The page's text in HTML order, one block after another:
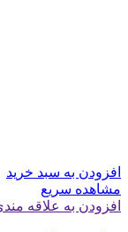
افزودن به سبد خرید
مشاهده سریع
افزودن به علاقه